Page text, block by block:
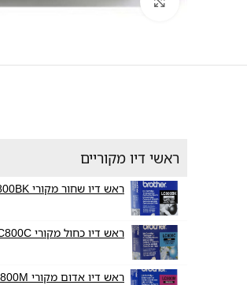
ראשי דיו מקוריים
ראש דיו שחור מקורי Brother LC800BK
ראש דיו כחול מקורי Brother LC800C
ראש דיו אדום מקורי Brother LC800M